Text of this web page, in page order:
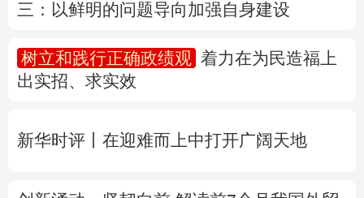
广东 广西 海南
四川 贵州 云南 西藏
陕西 甘肃
新疆 内蒙古 黑龙江
三：以鲜明的问题导向加强自身建设
树立和践行正确政绩观
着力在为民造福上
出实招、求实效
新华时评丨在迎难而上中打开广阔天地